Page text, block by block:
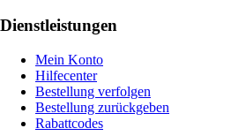
Dienstleistungen
Mein Konto
Hilfecenter
Bestellung verfolgen
Bestellung zurückgeben
Rabattcodes